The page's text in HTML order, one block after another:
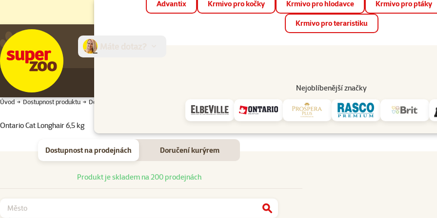
📱 Stáhněte si novou aplikaci Super zoo.Více informací
Advantix Krmivo pro kočky Krmivo pro hlodavce Krmivo pro ptáky
Krmivo pro teraristiku
Nejoblíbenější značky
Prodejny Služby
Úvod Dostupnost produktu Dostupnost produktu
Dostupnost a doručení
Ontario Cat Longhair 6,5 kg
Dostupnost na prodejnách Doručení kurýrem
Dostupnost na prodejnáchProdukt je skladem na 200 prodejnách
Najít